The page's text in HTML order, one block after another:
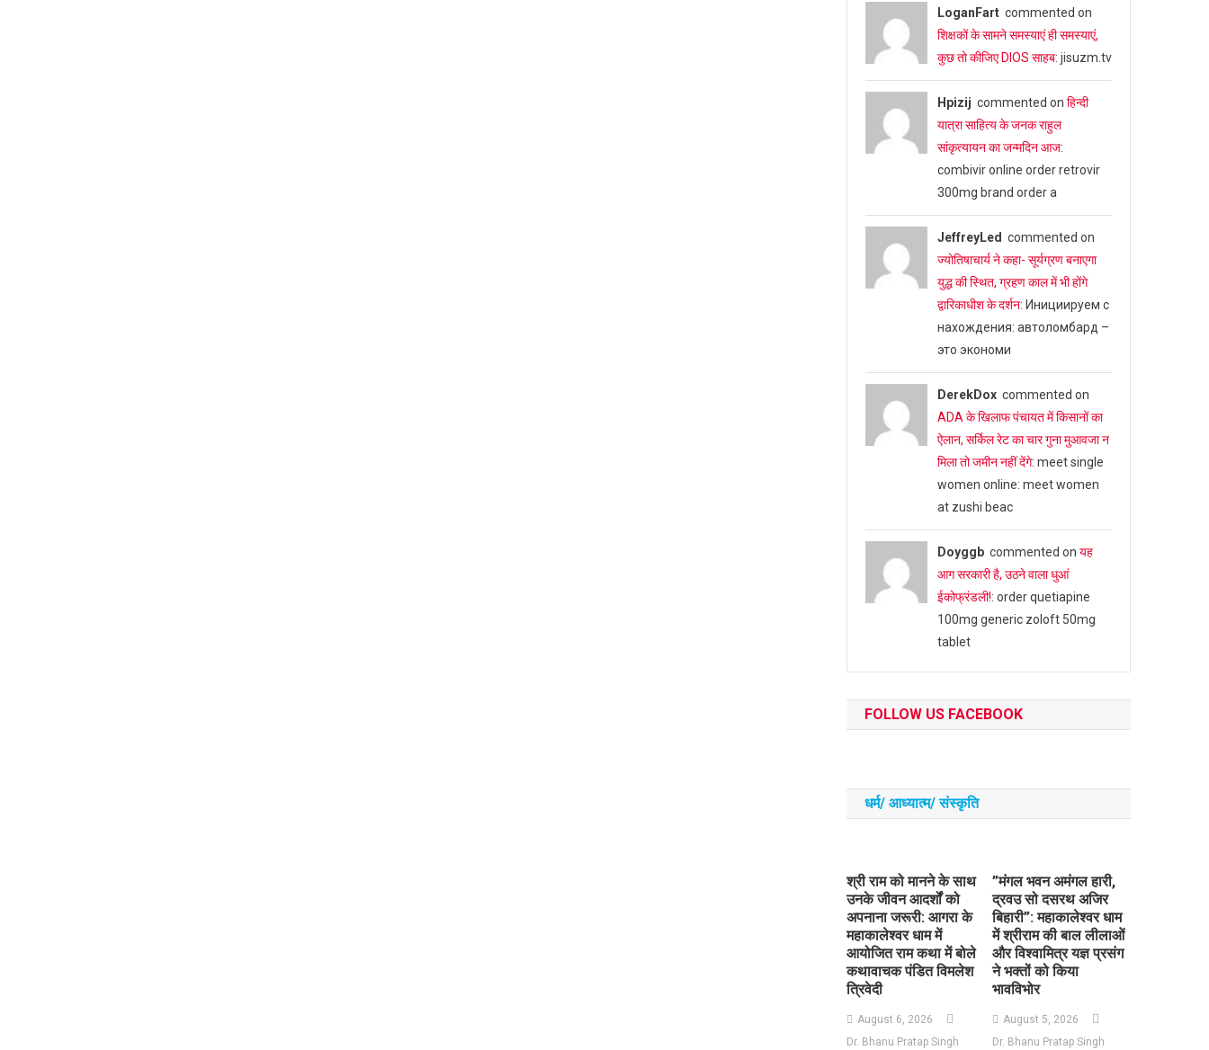
LoganFartcommented on
शिक्षकों के सामने समस्याएं ही समस्याएं,
कुछ तो कीजिए DIOS साहब: jisuzm.tv
Hpizij commented on हिन्दी
यात्रा साहित्य के जनक राहुल
सांकृत्यायन का जन्‍मदिन आज:
combivir online order retrovir
300mg brand order a
JeffreyLed commented on
ज्योतिषाचार्य ने कहा- सूर्यग्रण बनाएगा
युद्ध की स्थित, ग्रहण काल में भी होंगे
द्वारिकाधीश के दर्शन: Инициируем с
нахождения: автоломбард –
это экономи
DerekDoxcommented on
ADA के खिलाफ पंचायत में किसानों का
ऐलान, सर्किल रेट का चार गुना मुआवजा न
मिला तो जमीन नहीं देंगे: meet single
women online: meet women
at zushi beac
Doyggbcommented on यह
आग सरकारी है, उठने वाला धुआं
ईकोफ्रंडली!: order quetiapine
100mg generic zoloft 50mg
tablet
FOLLOW US FACEBOOK
धर्म/ आध्‍यात्‍म/ संस्‍कृति
​श्री राम को मानने के साथ
उनके जीवन आदर्शों को
अपनाना जरूरी: आगरा के
महाकालेश्वर धाम में
आयोजित राम कथा में बोले
कथावाचक पंडित विमलेश
त्रिवेदी
August 6, 2026
Dr. Bhanu Pratap Singh
​”मंगल भवन अमंगल हारी,
द्रवउ सो दसरथ अजिर
बिहारी”: महाकालेश्वर धाम
में श्रीराम की बाल लीलाओं
और विश्वामित्र यज्ञ प्रसंग
ने भक्तों को किया
भावविभोर
August 5, 2026
Dr. Bhanu Pratap Singh